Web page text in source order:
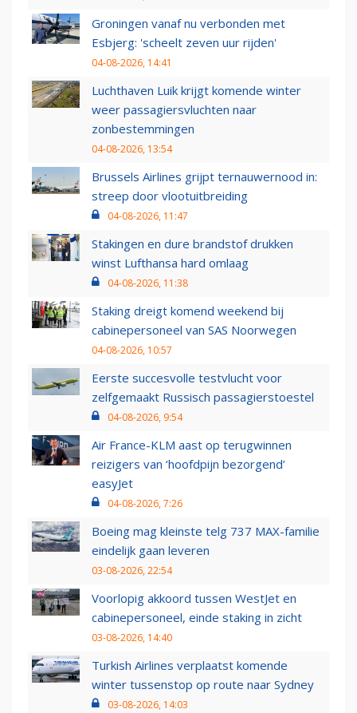
Groningen vanaf nu verbonden met
Esbjerg: 'scheelt zeven uur rijden'
04-08-2026, 14:41
Luchthaven Luik krijgt komende winter
weer passagiersvluchten naar
zonbestemmingen
04-08-2026, 13:54
Brussels Airlines grijpt ternauwernood in:
streep door vlootuitbreiding
04-08-2026, 11:47
Stakingen en dure brandstof drukken
winst Lufthansa hard omlaag
04-08-2026, 11:38
Staking dreigt komend weekend bij
cabinepersoneel van SAS Noorwegen
04-08-2026, 10:57
Eerste succesvolle testvlucht voor
zelfgemaakt Russisch passagierstoestel
04-08-2026, 9:54
Air France-KLM aast op terugwinnen
reizigers van ‘hoofdpijn bezorgend’
easyJet
04-08-2026, 7:26
Boeing mag kleinste telg 737 MAX-familie
eindelijk gaan leveren
03-08-2026, 22:54
Voorlopig akkoord tussen WestJet en
cabinepersoneel, einde staking in zicht
03-08-2026, 14:40
Turkish Airlines verplaatst komende
winter tussenstop op route naar Sydney
03-08-2026, 14:03